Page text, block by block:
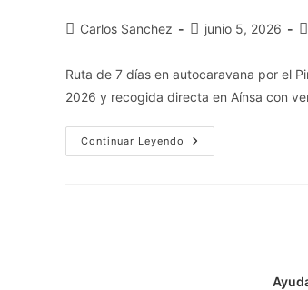
Carlos Sanchez junio 5, 2026
Ruta de 7 días en autocaravana por el
2026 y recogida directa en Aínsa con
Continuar Leyendo